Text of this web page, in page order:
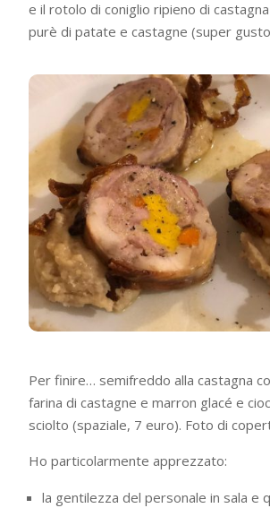
e il rotolo di coniglio ripieno di
purè di patate e castagne (super
Per finire… semifreddo alla castagna
farina di castagne e marron glacé e
sciolto (spaziale, 7 euro). Foto di
Ho particolarmente apprezzato:
la gentilezza del personale in sala e